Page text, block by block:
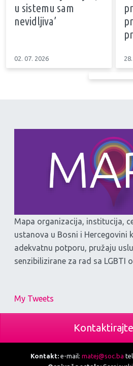
u sistemu sam
nevidljiva’
02. 07. 2026
Mapa organizacija, institucija,
ustanova u Bosni i Hercegovini
adekvatnu potporu, pružaju
senzibilizirane za rad sa LGBTI
My Tweets
Kontakt:e-mail: matej@soc.ba